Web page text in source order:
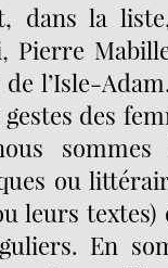
dans la
Pierre
l’Isle-
des
sommes
ou
leurs
En